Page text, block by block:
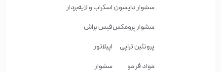
سشوار دایسون
سشوار پرومکس
پروتئین تراپی
مواد فر مو
اسکراب و لایه‌بردار
فیس براش
اپیلاتور
سشوار